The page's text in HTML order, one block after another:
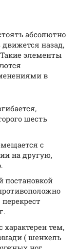
абсолютно
назад,
элементы
в
шесть
с
на другую,
постановкой
тем,
( шенкель